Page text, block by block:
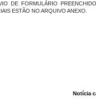
DE FORMULÁRIO
ESTÃO NO ARQUIVO ANEXO.
Notícia